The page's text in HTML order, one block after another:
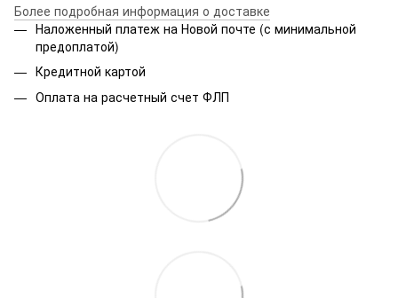
Более подробная информация о доставке
Наложенный платеж на Новой почте (с минимальной
предоплатой)
Кредитной картой
Оплата на расчетный счет ФЛП